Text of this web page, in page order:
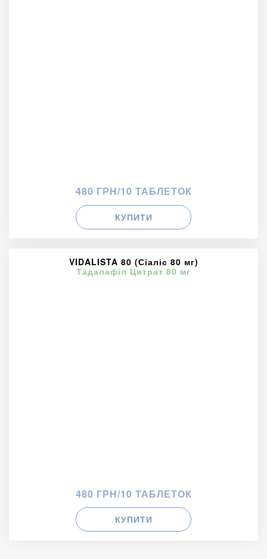
480 ГРН/10 ТАБЛЕТОК
КУПИТИ
VIDALISTA 80 (Сіаліс 80 мг)
Тадалафіл Цитрат 80 мг
480 ГРН/10 ТАБЛЕТОК
КУПИТИ